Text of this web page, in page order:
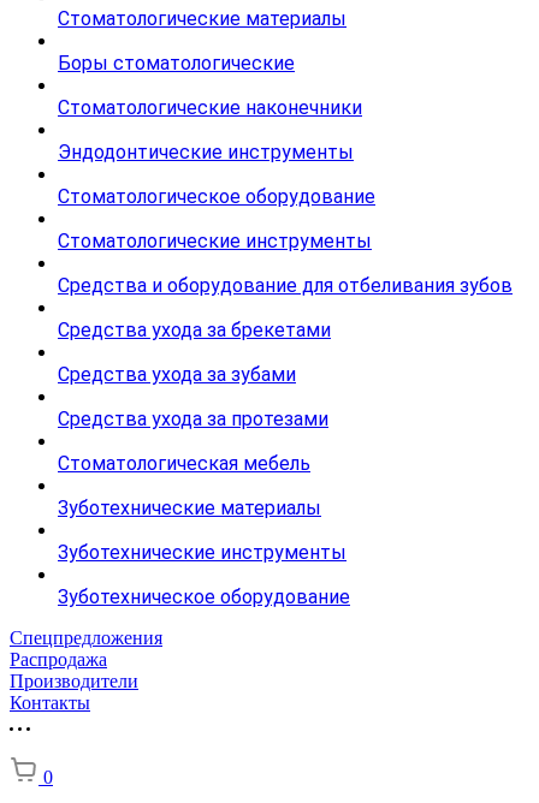
Стоматологические материалы
Боры стоматологические
Стоматологические наконечники
Эндодонтические инструменты
Стоматологическое оборудование
Стоматологические инструменты
Средства и оборудование для отбеливания зубов
Средства ухода за брекетами
Средства ухода за зубами
Средства ухода за протезами
Стоматологическая мебель
Зуботехнические материалы
Зуботехнические инструменты
Зуботехническое оборудование
Спецпредложения
Распродажа
Производители
Контакты
0